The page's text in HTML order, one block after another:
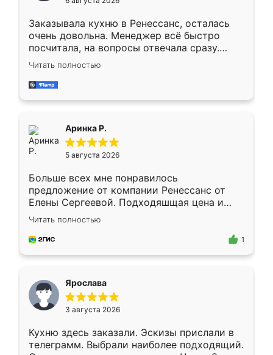
мебели буду заказывать только здесь.
Заказывала кухню в Ренессанс, осталась
очень довольна. Менеджер всё быстро
посчитала, на вопросы отвечала сразу.
Замерщик приехал в субботу, подошёл к
делу со всей ответственностью. Собрали
за день, ребята работали аккуратно, даже
Читать полностью
Аринка Р.
5 августа 2026
Больше всех мне понравилось
предложение от компании Ренессанс от
Елены Сергеевой. Подходяшщая цена и
короткие сроки изготовления. Приехавший
для замера сотрудник Владислав
предложил по моему эскизу самый
Читать полностью
1
Ярослава
3 августа 2026
Кухню здесь заказали. Эскизы прислали в
телеграмм. Выбрали наиболее подходящий.